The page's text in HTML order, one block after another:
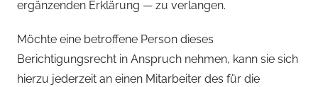
ergänzenden Erklärung — zu verlangen.
Möchte eine betroffene Person dieses
Berichtigungsrecht in Anspruch nehmen, kann sie sich
hierzu jederzeit an einen Mitarbeiter des für die